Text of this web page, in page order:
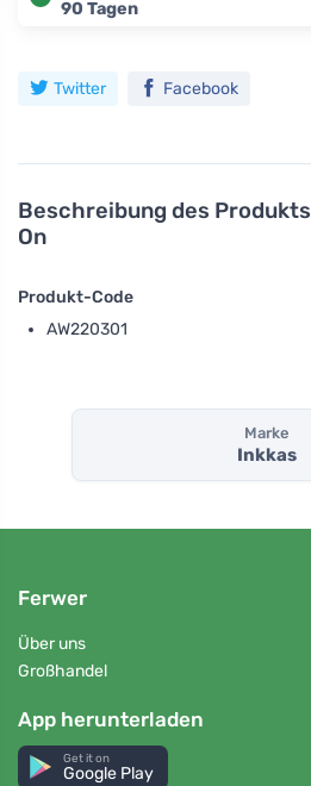
Beschreibung des Produkts
On
Produkt-Code
AW220301
90 Tagen
Twitter Facebook
Marke
Inkkas
Ferwer
Über uns
Großhandel
App herunterladen
Get it on
Google Play